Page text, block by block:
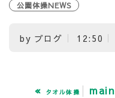
公園体操NEWS
by ブログ 12:50
« タオル体操 main